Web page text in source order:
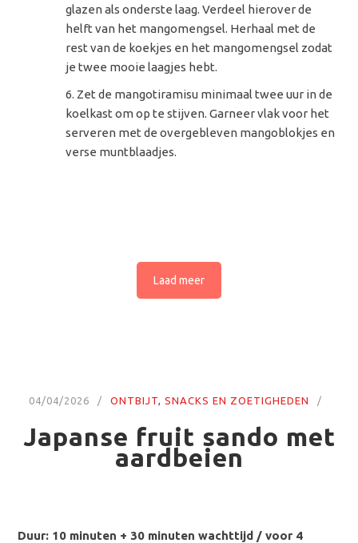
glazen als onderste laag. Verdeel hierover de
helft van het mangomengsel. Herhaal met de
rest van de koekjes en het mangomengsel zodat
je twee mooie laagjes hebt.
Zet de mangotiramisu minimaal twee uur in de
koelkast om op te stijven. Garneer vlak voor het
serveren met de overgebleven mangoblokjes en
verse muntblaadjes.
Laad meer
04/04/2026 ONTBIJT, SNACKS EN ZOETIGHEDEN
Japanse fruit sando met
aardbeien
Duur: 10 minuten + 30 minuten wachttijd / voor 4